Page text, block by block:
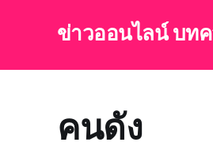
ข่าวออนไลน์ บท
คนดัง